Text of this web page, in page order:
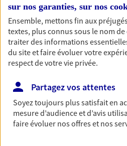
Nos offres
Épargne
Réalisez vos projets grâce à
immobilier, études des
du monde… Épargnez à
sur nos garanties, sur nos
Ensemble, mettons fin aux
textes, plus connus sous le nom de
traiter des informations
du site et faire évoluer votre
respect de votre vie privée.
Partagez vos attentes
Soyez toujours plus satisfait en
mesure d’audience et d’avis
faire évoluer nos offres et nos